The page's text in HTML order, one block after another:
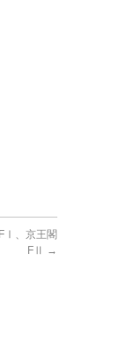
、京王閣
FⅡ
→